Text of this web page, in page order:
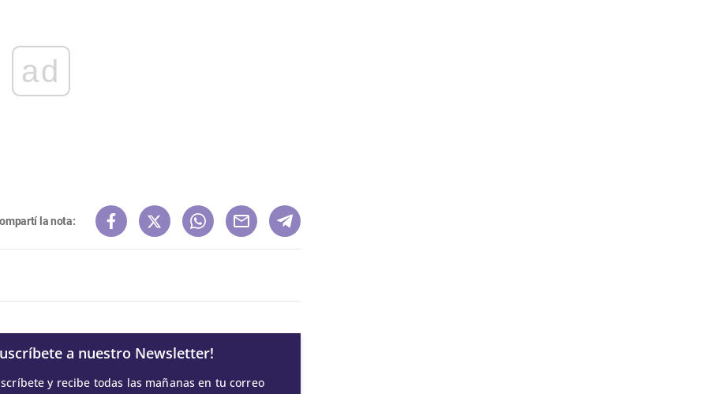
ad
la nota:
a nuestro Newsletter!
y recibe todas las mañanas en tu correo